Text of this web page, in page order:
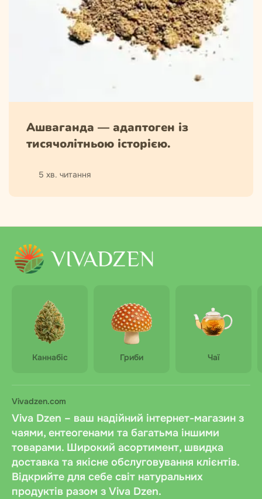
Ашваганда — адаптоген із
тисячолітньою історією.
5 хв. читання
Каннабіс Гриби Чаї
Vivadzen.com
Viva Dzen – ваш надійний інтернет-магазин з
чаями, ентеогенами та багатьма іншими
товарами. Широкий асортимент, швидка
доставка та якісне обслуговування клієнтів.
Відкрийте для себе світ натуральних
продуктів разом з Viva Dzen.